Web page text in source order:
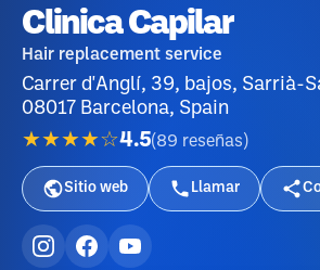
Clinica Capilar
Hair replacement service
Carrer d'Anglí, 39, bajos, Sarrià-
08017 Barcelona, Spain
★★★★☆4.5(89 reseñas )
Sitio web Llamar